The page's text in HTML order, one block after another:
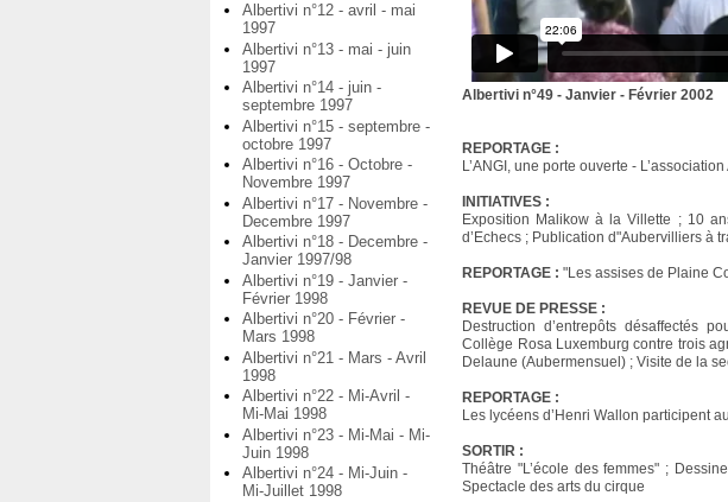
Albertivi n°12 - avril - mai
1997
Albertivi n°13 - mai - juin
1997
Albertivi n°14 - juin -
septembre 1997
Albertivi n°15 - septembre -
octobre 1997
Albertivi n°16 - Octobre -
Novembre 1997
Albertivi n°17 - Novembre -
Decembre 1997
Albertivi n°18 - Decembre -
Janvier 1997/98
Albertivi n°19 - Janvier -
Février 1998
Albertivi n°20 - Février -
Mars 1998
Albertivi n°21 - Mars - Avril
1998
Albertivi n°22 - Mi-Avril -
Mi-Mai 1998
Albertivi n°23 - Mi-Mai - Mi-
Juin 1998
Albertivi n°24 - Mi-Juin -
Mi-Juillet 1998
Albertivi n°49 - Janvier - Février 2002
REPORTAGE :
L’ANGI, une porte ouverte - L’association
INITIATIVES :
Exposition Malikow à la Villette ; 10
d’Echecs ; Publication d"Aubervilliers à
REPORTAGE : "Les assises de Plaine
REVUE DE PRESSE :
Destruction d’entrepôts désaffectés
Collège Rosa Luxemburg contre trois
Delaune (Aubermensuel) ; Visite de la
REPORTAGE :
Les lycéens d’Henri Wallon participent
SORTIR :
Théâtre "L’école des femmes" ;
Spectacle des arts du cirque